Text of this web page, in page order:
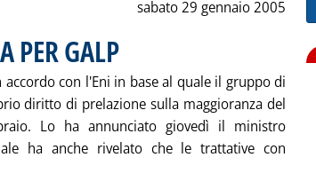
sabato 29 gennaio 2005
PER GALP
con l'Eni in base al quale il gruppo di
diritto di prelazione sulla maggioranza del
Lo ha annunciato giovedì il ministro
ha anche rivelato che le trattative con